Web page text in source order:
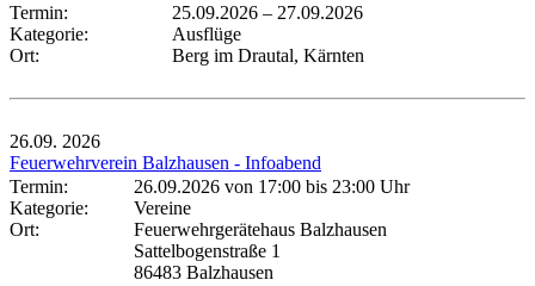
Termin:
25.09.2026 – 27.09.2026
Kategorie:
Ausflüge
Ort:
Berg im Drautal, Kärnten
26.09. 2026
Feuerwehrverein Balzhausen - Infoabend
Termin:
26.09.2026 von 17:00 bis 23:00 Uhr
Kategorie:
Vereine
Ort:
Feuerwehrgerätehaus Balzhausen
Sattelbogenstraße 1
86483 Balzhausen